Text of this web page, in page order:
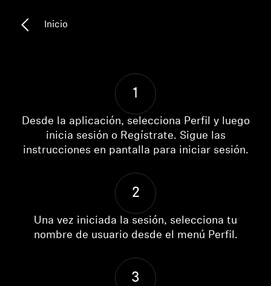
Piezas y accesorios para auriculares
Auriculares para audición de TV
Piezas y accesorios auditivos originales
Barras de sonido y subwoofers AMBEO
Inicio
1
Desde la aplicación, selecciona Perfil y luego
inicia sesión o Regístrate. Sigue las
instrucciones en pantalla para iniciar sesión.
2
Una vez iniciada la sesión, selecciona tu
nombre de usuario desde el menú Perfil.
3